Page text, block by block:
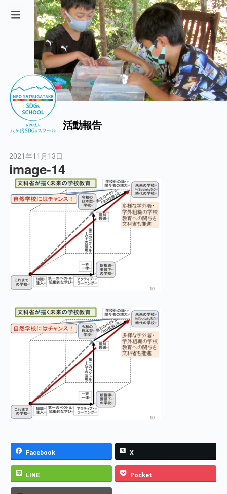
活動報告
2021年11月13日
image-14
Facebook X
LINE Pocket